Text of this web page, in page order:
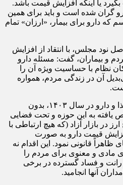
یا اینکه افزایش قیمت باشد.
گران شده است و باید برای همین
دارو برای بیمار، «ارزان» تمام
مجلس، با انتقاد از افزایش
و بیماران، گفت: مسئله دارو
نظام با حساسیت ویژه آن را
آن در زندگی مردم، همواره
وی افزود: متأسفانه سازمان غذا و دارو در سال ۱۴۰۳، بدون
یافته به این حوزه و تحت فضایی
در بازار آزاد (که هیچ ارتباطی با
قیمت دارو به صورت
ظاهراً قانونی نمود. این اقدام نه
مادی و معنوی برای مردم را
و فساد گسترده در برخی
آنها انجامید.